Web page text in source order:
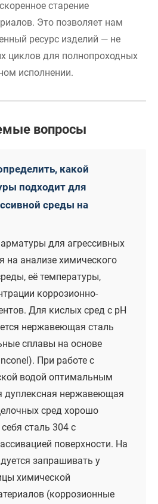
старение
Это позволяет нам
ресурс изделий — не
циклов для полнопроходных
исполнении.
вопросы
какой
подходит для
среды на
для агрессивных
на анализе химического
её температуры,
коррозионно-
Для кислых сред с pH
нержавеющая сталь
сплавы на основе
При работе с
водой оптимальным
дуплексная нержавеющая
сред хорошо
сталь 304 с
поверхности. На
запрашивать у
химической
(коррозионные